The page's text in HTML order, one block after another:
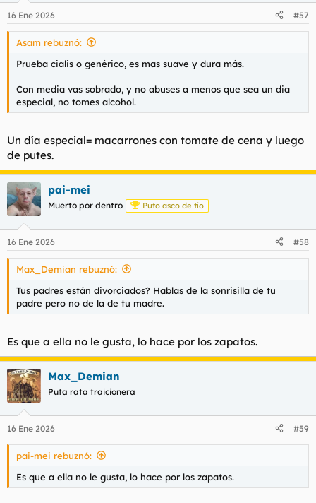
e
s
16 Ene 2026 #57
Asam rebuznó:
Prueba cialis o genérico, es mas suave y dura más.
Con media vas sobrado, y no abuses a menos que sea un dia
especial, no tomes alcohol.
Un día especial= macarrones con tomate de cena y luego
de putes.
pai-mei
Muerto por dentro Puto asco de tío
16 Ene 2026 #58
Max_Demian rebuznó:
Tus padres están divorciados? Hablas de la sonrisilla de tu
padre pero no de la de tu madre.
Es que a ella no le gusta, lo hace por los zapatos.
Max_Demian
Puta rata traicionera
16 Ene 2026 #59
pai-mei rebuznó:
Es que a ella no le gusta, lo hace por los zapatos.